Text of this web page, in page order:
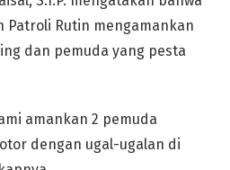
Patroli Rutin mengamankan
dan pemuda yang pesta
amankan 2 pemuda
dengan ugal-ugalan di